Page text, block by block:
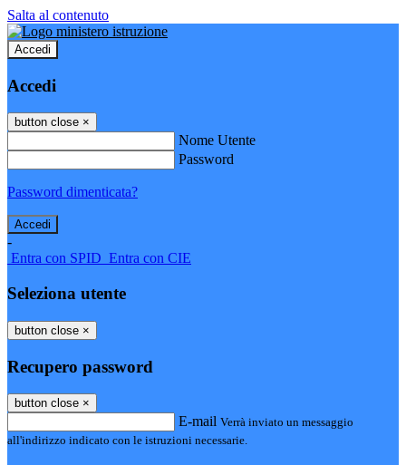
Salta al contenuto
Accedi
Accedi
button close ×
Nome Utente
Password
Password dimenticata?
-
Entra con SPID Entra con CIE
Seleziona utente
button close ×
Recupero password
button close ×
E-mail Verrà inviato un messaggio
all'indirizzo indicato con le istruzioni necessarie.